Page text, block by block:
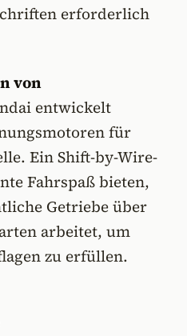
erforderlich
von
entwickelt
für
Ein Shift-by-Wire-
Fahrspaß bieten,
Getriebe über
arbeitet, um
zu erfüllen.